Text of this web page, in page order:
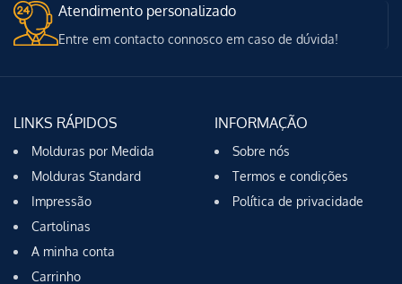
Atendimento personalizado
Entre em contacto connosco em caso de dúvida!
LINKS RÁPIDOS
Molduras por Medida
Molduras Standard
Impressão
Cartolinas
A minha conta
Carrinho
INFORMAÇÃO
Sobre nós
Termos e condições
Política de privacidade